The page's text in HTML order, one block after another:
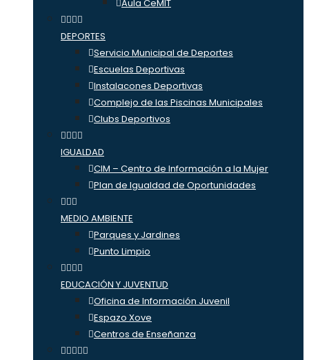
Aula CeMIT
DEPORTES
Servicio Municipal de Deportes
Escuelas Deportivas
Instalacones Deportivas
Complejo de las Piscinas Municipales
Clubs Deportivos
IGUALDAD
CIM – Centro de Información a la Mujer
Plan de Igualdad de Oportunidades
MEDIO AMBIENTE
Parques y Jardines
Punto Limpio
EDUCACIÓN Y JUVENTUD
Oficina de Información Juvenil
Espazo Xove
Centros de Enseñanza